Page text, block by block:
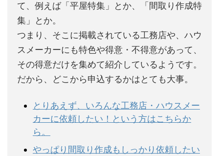
て、例えば「平屋特集」とか、「間取り作成特
集」とか。
つまり、そこに掲載されている工務店や、ハウ
スメーカーにも特色や得意・不得意があって、
その得意だけを集めて紹介しているようです。
だから、どこから申込するかはとても大事。
とりあえず、いろんな工務店・ハウスメー
カーに依頼したい！という方はこちらか
ら。
やっぱり間取り作成もしっかり依頼したい